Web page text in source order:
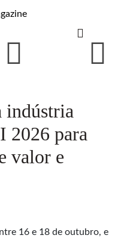
indústria
2026 para
valor e
16 e 18 de outubro, e